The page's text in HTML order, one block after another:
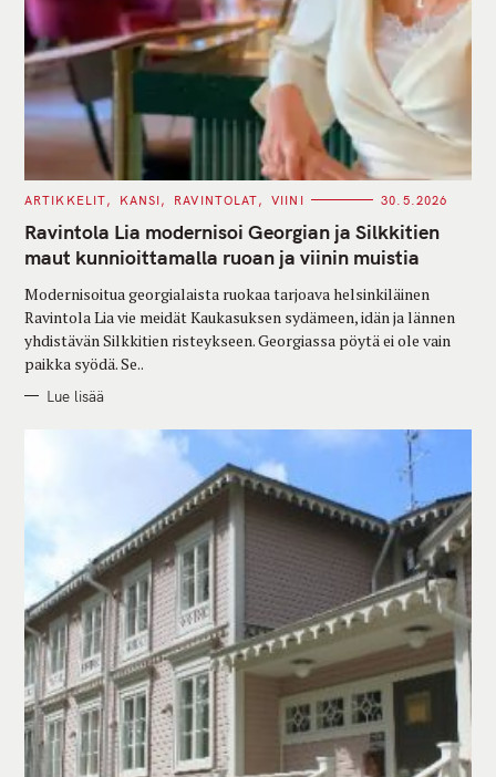
C
T
E
G
O
I
E
S
ARTIKKELIT KANSI RAVINTOLAT VIINI 30.5.2026
Ravintola Lia modernisoi Georgian ja Silkkitien
maut kunnioittamalla ruoan ja viinin muistia
Modernisoitua georgialaista ruokaa tarjoava helsinkiläinen
Ravintola Lia vie meidät Kaukasuksen sydämeen, idän ja lännen
yhdistävän Silkkitien risteykseen. Georgiassa pöytä ei ole vain
paikka syödä. Se..
Lue lisää